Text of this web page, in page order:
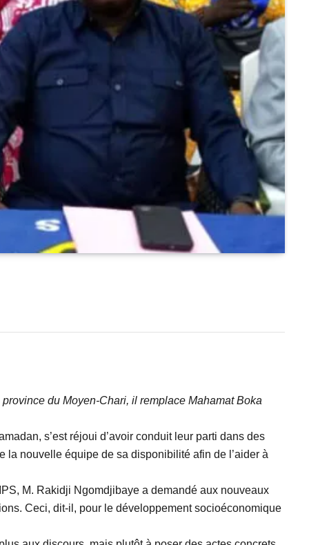
du Moyen-Chari, il remplace Mahamat Boka
s’est réjoui d’avoir conduit leur parti dans des
la nouvelle équipe de sa disponibilité afin de l’aider à
M. Rakidji Ngomdjibaye a demandé aux nouveaux
Ceci, dit-il, pour le développement socioéconomique